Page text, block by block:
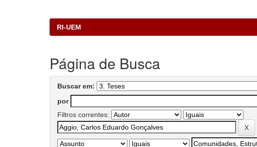
RI-UEM
Página de Busca
Buscar em:
por
Filtros correntes: